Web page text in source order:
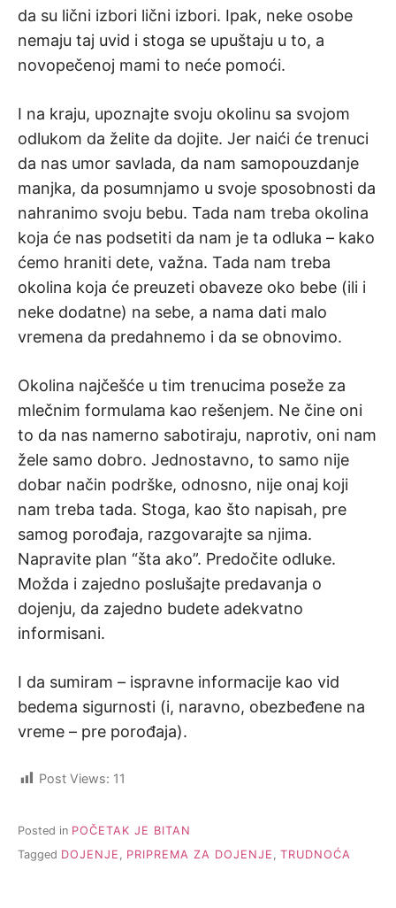
da su lični izbori lični izbori. Ipak, neke osobe
nemaju taj uvid i stoga se upuštaju u to, a
novopečenoj mami to neće pomoći.
I na kraju, upoznajte svoju okolinu sa svojom
odlukom da želite da dojite. Jer naići će trenuci
da nas umor savlada, da nam samopouzdanje
manjka, da posumnjamo u svoje sposobnosti da
nahranimo svoju bebu. Tada nam treba okolina
koja će nas podsetiti da nam je ta odluka – kako
ćemo hraniti dete, važna. Tada nam treba
okolina koja će preuzeti obaveze oko bebe (ili i
neke dodatne) na sebe, a nama dati malo
vremena da predahnemo i da se obnovimo.
Okolina najčešće u tim trenucima poseže za
mlečnim formulama kao rešenjem. Ne čine oni
to da nas namerno sabotiraju, naprotiv, oni nam
žele samo dobro. Jednostavno, to samo nije
dobar način podrške, odnosno, nije onaj koji
nam treba tada. Stoga, kao što napisah, pre
samog porođaja, razgovarajte sa njima.
Napravite plan “šta ako”. Predočite odluke.
Možda i zajedno poslušajte predavanja o
dojenju, da zajedno budete adekvatno
informisani.
I da sumiram – ispravne informacije kao vid
bedema sigurnosti (i, naravno, obezbeđene na
vreme – pre porođaja).
Post Views: 11
Posted in POČETAK JE BITAN
Tagged DOJENJE PRIPREMA ZA DOJENJE TRUDNOĆA